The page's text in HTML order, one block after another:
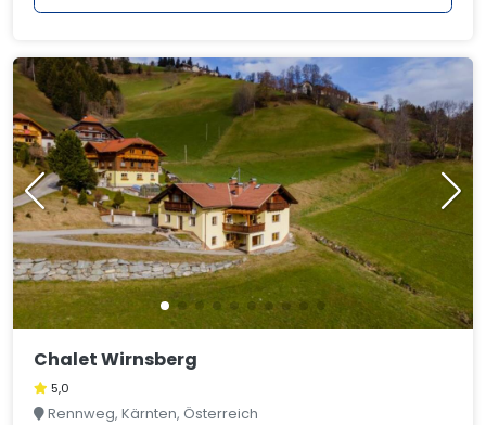
Chalet Wirnsberg
5,0
Rennweg, Kärnten, Österreich